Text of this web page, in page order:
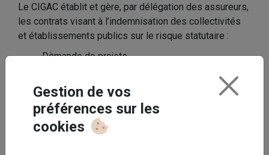
Le CIGAC établit et gère, par délégation des assureurs,
les contrats visant à l’indemnisation des collectivités
et établissements publics sur le risque statutaire :
Demande de projets
Gestion de mouvements de personnel
Gestion et indemnisation de sinistres
Suivi de l’absentéisme
Conseil statutaire
Gestion de vos
préférences sur les
cookies